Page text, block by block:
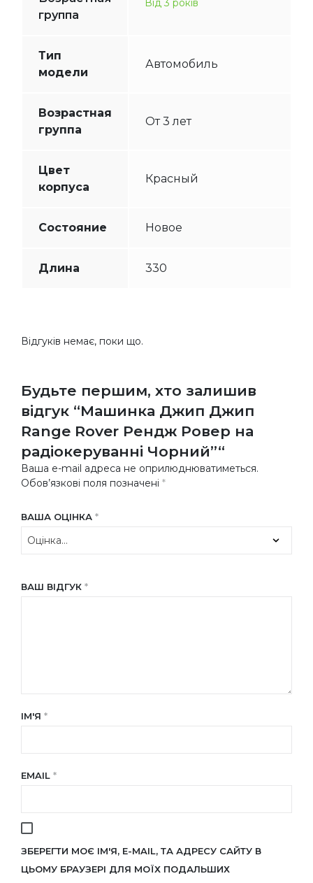
группа
Від 3 років
Тип
модели
Автомобиль
Возрастная
группа
От 3 лет
Цвет
корпуса
Красный
Состояние Новое
Длина 330
Відгуків немає, поки що.
Будьте першим, хто залишив
відгук “Машинка Джип Джип
Range Rover Рендж Ровер на
радіокеруванні Чорний”“
Ваша e-mail адреса не оприлюднюватиметься.
Обов’язкові поля позначені *
ВАША ОЦІНКА *
ВАШ ВІДГУК *
ІМ'Я *
EMAIL *
ЗБЕРЕГТИ МОЄ ІМ'Я, E-MAIL, ТА АДРЕСУ САЙТУ В
ЦЬОМУ БРАУЗЕРІ ДЛЯ МОЇХ ПОДАЛЬШИХ